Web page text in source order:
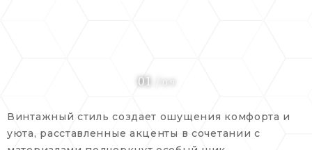
01 0 9
Винтажный стиль создает ошущения комфорта и
уюта, расставленные акценты в сочетании с